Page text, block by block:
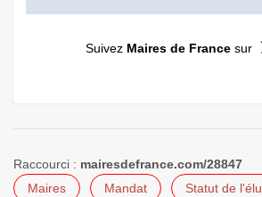
Suivez Maires de Francesur
Raccourci : mairesdefrance.com/28847
Maires
Mandat Statut de l'élu